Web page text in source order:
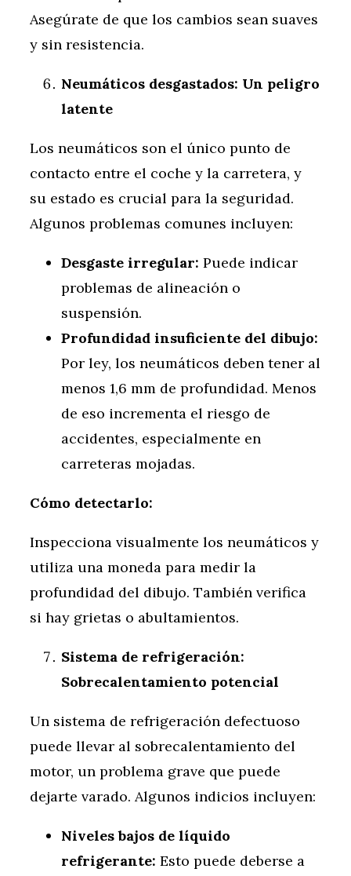
Asegúrate de que los cambios sean suaves
y sin resistencia.
Neumáticos desgastados: Un peligro
latente
Los neumáticos son el único punto de
contacto entre el coche y la carretera, y
su estado es crucial para la seguridad.
Algunos problemas comunes incluyen:
Desgaste irregular: Puede indicar
problemas de alineación o
suspensión.
Profundidad insuficiente del dibujo:
Por ley, los neumáticos deben tener al
menos 1,6 mm de profundidad. Menos
de eso incrementa el riesgo de
accidentes, especialmente en
carreteras mojadas.
Cómo detectarlo:
Inspecciona visualmente los neumáticos y
utiliza una moneda para medir la
profundidad del dibujo. También verifica
si hay grietas o abultamientos.
Sistema de refrigeración:
Sobrecalentamiento potencial
Un sistema de refrigeración defectuoso
puede llevar al sobrecalentamiento del
motor, un problema grave que puede
dejarte varado. Algunos indicios incluyen:
Niveles bajos de líquido
refrigerante: Esto puede deberse a